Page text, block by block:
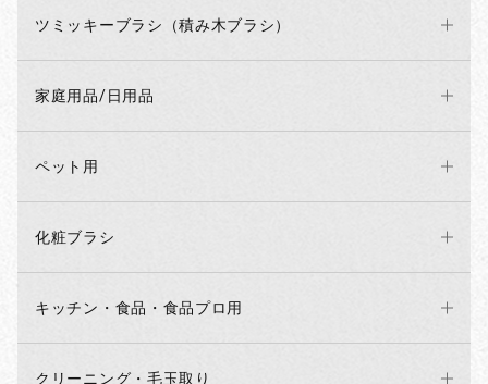
ツミッキーブラシ（積み木ブラシ）
家庭用品/日用品
ペット用
化粧ブラシ
キッチン・食品・食品プロ用
クリーニング・毛玉取り